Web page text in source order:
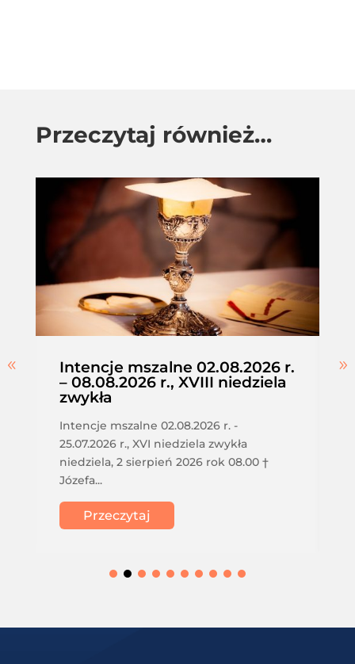
Przeczytaj również…
Intencje mszalne 02.08.2026 r.
– 08.08.2026 r., XVIII niedziela
zwykła
Intencje mszalne 02.08.2026 r. -
25.07.2026 r., XVI niedziela zwykła
niedziela, 2 sierpień 2026 rok 08.00 †
Józefa...
Przeczytaj